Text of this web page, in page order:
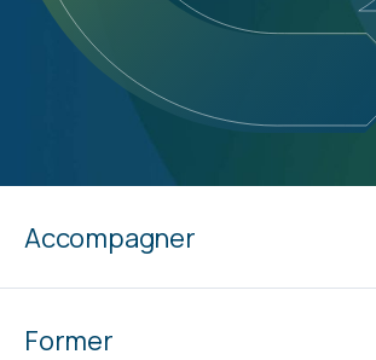
Accompagner
Former